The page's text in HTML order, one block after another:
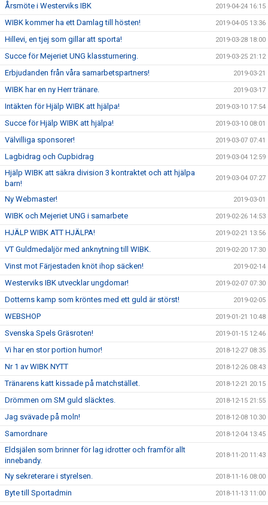
Årsmöte i Westerviks IBK 2019-04-24 16:15
WIBK kommer ha ett Damlag till hösten! 2019-04-05 13:36
Hillevi, en tjej som gillar att sporta! 2019-03-28 18:00
Succe för Mejeriet UNG klassturnering. 2019-03-25 21:12
Erbjudanden från våra samarbetspartners! 2019-03-21
WIBK har en ny Herr tränare. 2019-03-17
Intäkten för Hjälp WIBK att hjälpa! 2019-03-10 17:54
Succe för Hjälp WIBK att hjälpa! 2019-03-10 08:01
Välvilliga sponsorer! 2019-03-07 07:41
Lagbidrag och Cupbidrag 2019-03-04 12:59
Hjälp WIBK att säkra division 3 kontraktet och att hjälpa
barn!
2019-03-04 07:27
Ny Webmaster! 2019-03-01
WIBK och Mejeriet UNG i samarbete 2019-02-26 14:53
HJÄLP WIBK ATT HJÄLPA! 2019-02-21 13:56
VT Guldmedaljör med anknytning till WIBK. 2019-02-20 17:30
Vinst mot Färjestaden knöt ihop säcken! 2019-02-14
Westerviks IBK utvecklar ungdomar! 2019-02-07 07:30
Dotterns kamp som kröntes med ett guld är störst! 2019-02-05
WEBSHOP 2019-01-21 10:48
Svenska Spels Gräsroten! 2019-01-15 12:46
Vi har en stor portion humor! 2018-12-27 08:35
Nr 1 av WIBK NYTT 2018-12-26 08:43
Tränarens katt kissade på matchstället. 2018-12-21 20:15
Drömmen om SM guld släcktes. 2018-12-15 21:55
Jag svävade på moln! 2018-12-08 10:30
Samordnare 2018-12-04 13:45
Eldsjälen som brinner för lag idrotter och framför allt
innebandy.
2018-11-20 11:43
Ny sekreterare i styrelsen. 2018-11-16 08:00
Byte till Sportadmin 2018-11-13 11:00